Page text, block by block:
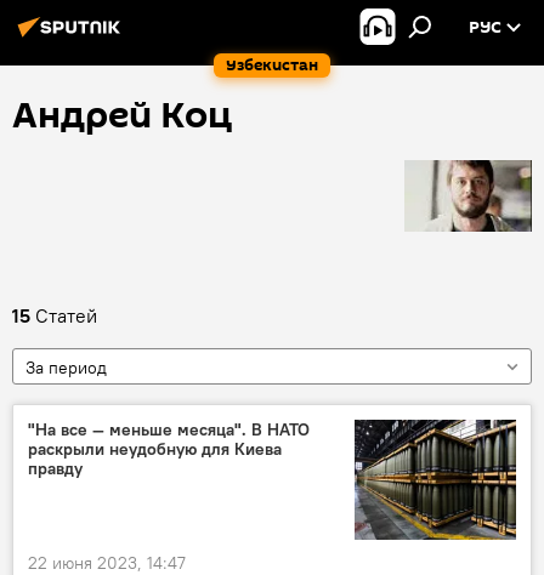
Узбекистан
РУС
Андрей Коц
15 Статей
За период
"На все — меньше месяца". В НАТО
раскрыли неудобную для Киева
правду
22 июня 2023, 14:47